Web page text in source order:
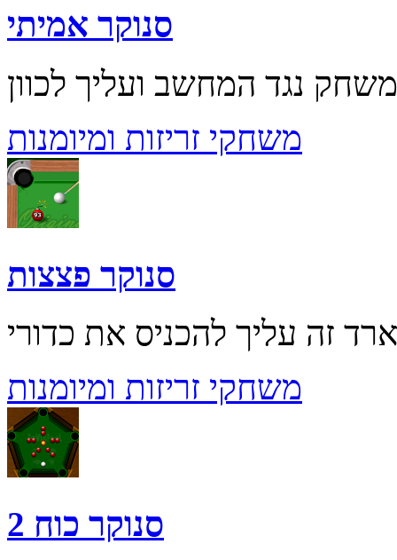
סנוקר אמיתי
משחקי זריזות ומיומנות
סנוקר פצצות
משחקי זריזות ומיומנות
סנוקר כוח 2